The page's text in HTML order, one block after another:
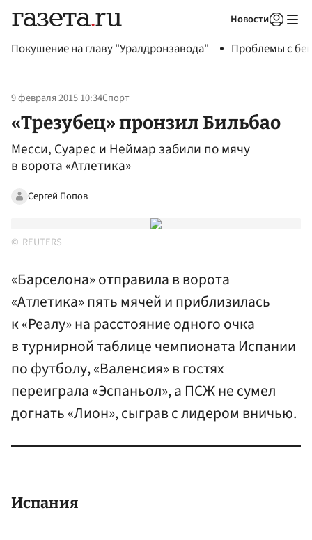
Новости
Покушение на главу "Уралдронзавода" Проблемы с
9 февраля 2015 10:34Спорт
«Трезубец» пронзил Бильбао
Месси, Суарес и Неймар забили по мячу
в ворота «Атлетика»
Сергей Попов
REUTERS
«Барселона» отправила в ворота
«Атлетика» пять мячей и приблизилась
к «Реалу» на расстояние одного очка
в турнирной таблице чемпионата Испании
по футболу, «Валенсия» в гостях
переиграла «Эспаньол», а ПСЖ не сумел
догнать «Лион», сыграв с лидером вничью.
Испания